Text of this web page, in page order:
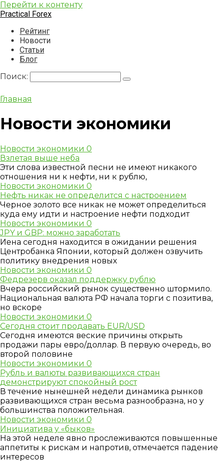
Перейти к контенту
Practical Forex
Рейтинг
Новости
Статьи
Блог
Поиск:
Главная
Новости экономики
Новости экономики 0
Взлетая выше неба
Эти слова известной песни не имеют никакого
отношения ни к нефти, ни к рублю,
Новости экономики 0
Нефть никак не определится с настроением
Черное золото все никак не может определиться
куда ему идти и настроение нефти подходит
Новости экономики 0
JPY и GBP: можно заработать
Иена сегодня находится в ожидании решения
Центробанка Японии, который должен озвучить
политику внедрения новых
Новости экономики 0
Федрезерв оказал поддержку рублю
Вчера российский рынок существенно штормило.
Национальная валюта РФ начала торги с позитива,
но вскоре
Новости экономики 0
Сегодня стоит продавать EUR/USD
Сегодня имеются веские причины открыть
продажи пары евро/доллар. В первую очередь, во
второй половине
Новости экономики 0
Рубль и валюты развивающихся стран
демонстрируют спокойный рост
В течение нынешней недели динамика рынков
развивающихся стран весьма разнообразна, но у
большинства положительная.
Новости экономики 0
Инициатива у «быков»
На этой неделе явно прослеживаются повышенные
аппетиты к рискам и напротив, отмечается падение
интересов